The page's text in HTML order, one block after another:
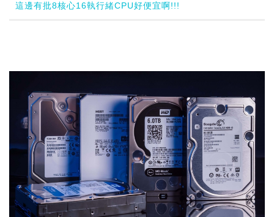
這邊有批8核心16執行緒CPU好便宜啊!!!